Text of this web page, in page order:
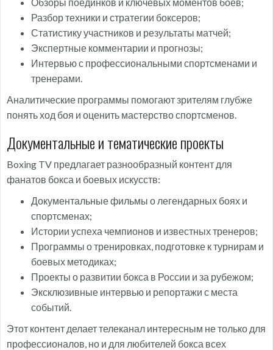
Разбор техники и стратегии боксеров;
Статистику участников и результаты матчей;
Экспертные комментарии и прогнозы;
Интервью с профессиональными спортсменами и
тренерами.
Аналитические программы помогают зрителям глубже
понять ход боя и оценить мастерство спортсменов.
Документальные и тематические проекты
Boxing TV предлагает разнообразный контент для
фанатов бокса и боевых искусств:
Документальные фильмы о легендарных боях и
спортсменах;
Истории успеха чемпионов и известных тренеров;
Программы о тренировках, подготовке к турнирам и
боевых методиках;
Проекты о развитии бокса в России и за рубежом;
Эксклюзивные интервью и репортажи с места
событий.
Этот контент делает телеканал интересным не только для
профессионалов, но и для любителей бокса всех